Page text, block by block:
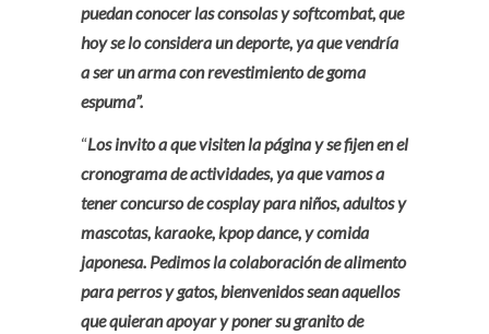
puedan conocer las consolas y softcombat, que
hoy se lo considera un deporte, ya que vendría
a ser un arma con revestimiento de goma
espuma”.
“Los invito a que visiten la página y se fijen en el
cronograma de actividades, ya que vamos a
tener concurso de cosplay para niños, adultos y
mascotas, karaoke, kpop dance, y comida
japonesa. Pedimos la colaboración de alimento
para perros y gatos, bienvenidos sean aquellos
que quieran apoyar y poner su granito de